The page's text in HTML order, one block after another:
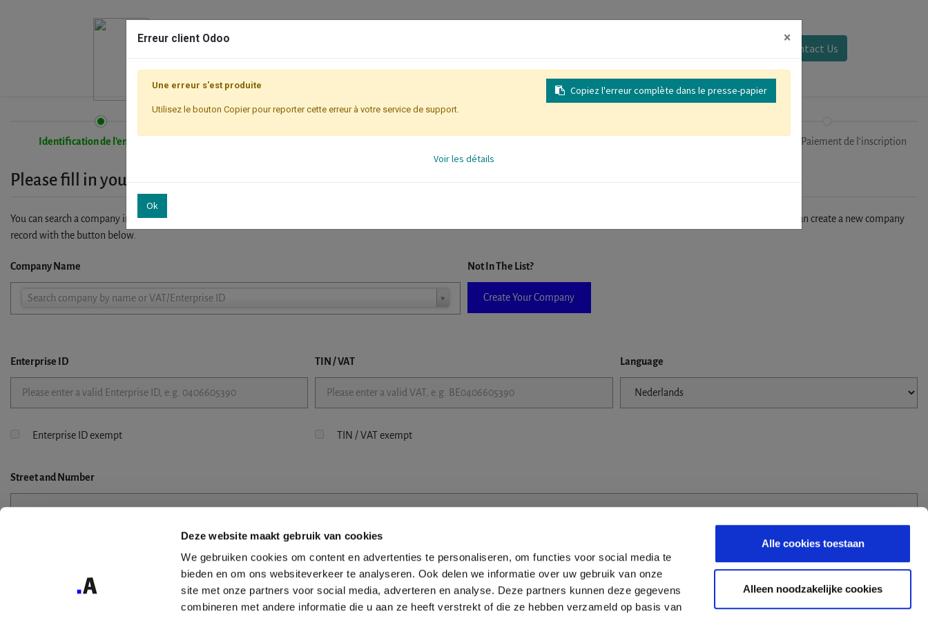
Deze website maakt gebruik van cookies
We gebruiken cookies om content en advertenties te personaliseren, om functies voor social media te
bieden en om ons websiteverkeer te analyseren. Ook delen we informatie over uw gebruik van onze
site met onze partners voor social media, adverteren en analyse. Deze partners kunnen deze gegevens
combineren met andere informatie die u aan ze heeft verstrekt of die ze hebben verzameld op basis van
Alle cookies toestaan
Alleen noodzakelijke cookies
Contact Us
Identification de l'entreprise Finalisation/Paiement de l'inscription
Please fill in your company details
You can search a company in our database by name, VAT or enterprise ID. When a company is selected it will auto-complete the form. If you don't find your company in our database, you can create a new company
record with the button below.
Company Name
Search company by name or VAT/Enterprise ID
Company
Not In The List?
Create Your Company
Enterprise ID TIN / VAT Language
Enterprise ID exempt TIN / VAT exempt
Streetand Number
Erreur client Odoo ×
Copiez l'erreur complète dans le presse-papier
Une erreur s'est produite
Utilisez le bouton Copier pour reporter cette erreur à votre service de support.
Voir les détails
Ok